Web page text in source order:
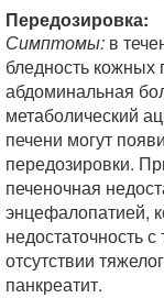
Передозировка:
Симптомы: в
бледность кожных
абдоминальная
метаболический
печени могут
передозировки.
печеночная
энцефалопатией,
недостаточность
отсутствии
панкреатит.